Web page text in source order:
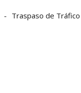
Traspaso de Tráfico